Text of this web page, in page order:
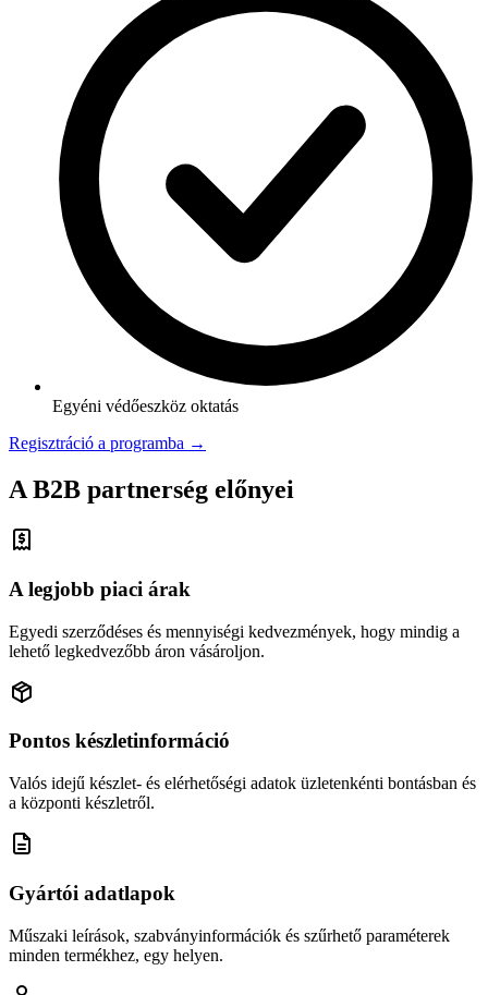
Egyéni védőeszköz oktatás
Regisztráció a programba →
A B2B partnerség előnyei
A legjobb piaci árak
Egyedi szerződéses és mennyiségi kedvezmények, hogy mindig a
lehető legkedvezőbb áron vásároljon.
Pontos készletinformáció
Valós idejű készlet- és elérhetőségi adatok üzletenkénti bontásban és
a központi készletről.
Gyártói adatlapok
Műszaki leírások, szabványinformációk és szűrhető paraméterek
minden termékhez, egy helyen.